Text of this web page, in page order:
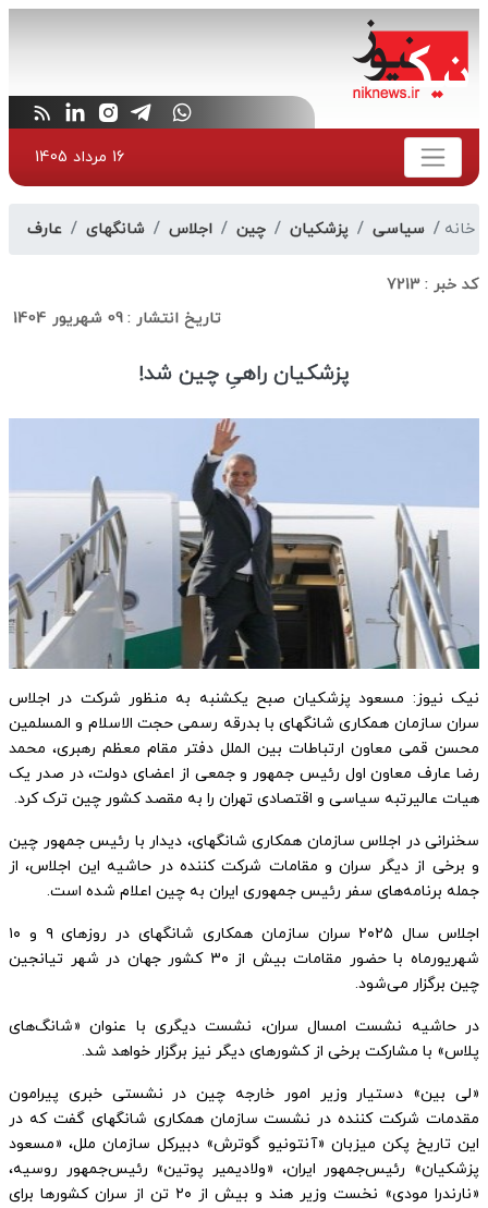
16 مرداد 1405
خانه سیاسی پزشکیان چین اجلاس شانگهای عارف
کد خبر :7213
تاریخ انتشار :09 شهریور 1404
پزشکیان راهیِ چین شد!
نیک نیوز: مسعود پزشکیان صبح یکشنبه به منظور شرکت در اجلاس
سران سازمان همکاری شانگهای با بدرقه رسمی حجت الاسلام و المسلمین
محسن قمی معاون ارتباطات بین الملل دفتر مقام معظم رهبری، محمد
رضا عارف معاون اول رئیس جمهور و جمعی از اعضای دولت، در صدر یک
هیات عالیرتبه سیاسی و اقتصادی تهران را به مقصد کشور چین ترک کرد.
سخنرانی در اجلاس سازمان همکاری شانگهای، دیدار با رئیس جمهور چین
و برخی از دیگر سران و مقامات شرکت کننده در حاشیه این اجلاس، از
جمله برنامه‌های سفر رئیس جمهوری ایران به چین اعلام شده است.
اجلاس سال ۲۰۲۵ سران سازمان همکاری شانگهای در روز‌های ۹ و ۱۰
شهریورماه با حضور مقامات بیش از ۳۰ کشور جهان در شهر تیانجین
چین برگزار می‌شود.
در حاشیه نشست امسال سران، نشست دیگری با عنوان «شانگ‌های
پلاس» با مشارکت برخی از کشور‌های دیگر نیز برگزار خواهد شد.
«لی بین» دستیار وزیر امور خارجه چین در نشستی خبری پیرامون
مقدمات شرکت کننده در نشست سازمان همکاری شانگهای گفت که در
این تاریخ پکن میزبان «آنتونیو گوترش» دبیرکل سازمان ملل، «مسعود
پزشکیان» رئیس‌جمهور ایران، «ولادیمیر پوتین» رئیس‌جمهور روسیه،
«نارندرا مودی» نخست وزیر هند و بیش از ۲۰ تن از سران کشور‌ها برای